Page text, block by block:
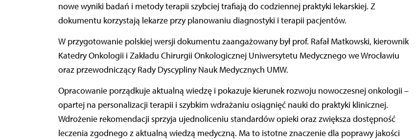
nowe wyniki badań i metody terapii szybciej trafiają do codziennej praktyki lekarskiej. Z
dokumentu korzystają lekarze przy planowaniu diagnostyki i terapii pacjentów.
W przygotowanie polskiej wersji dokumentu zaangażowany był prof. Rafał Matkowski, kierownik
Katedry Onkologii i Zakładu Chirurgii Onkologicznej Uniwersytetu Medycznego we Wrocławiu
oraz przewodniczący Rady Dyscypliny Nauk Medycznych UMW.
Opracowanie porządkuje aktualną wiedzę i pokazuje kierunek rozwoju nowoczesnej onkologii –
opartej na personalizacji terapii i szybkim wdrażaniu osiągnięć nauki do praktyki klinicznej.
Wdrożenie rekomendacji sprzyja ujednoliceniu standardów opieki oraz zwiększa dostępność
leczenia zgodnego z aktualną wiedzą medyczną. Ma to istotne znaczenie dla poprawy jakości